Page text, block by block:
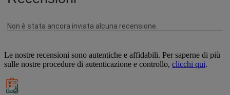
Le nostre recensioni sono autentiche e affidabili. Per saperne di più
sulle nostre procedure di autenticazione e controllo, clicchi qui.